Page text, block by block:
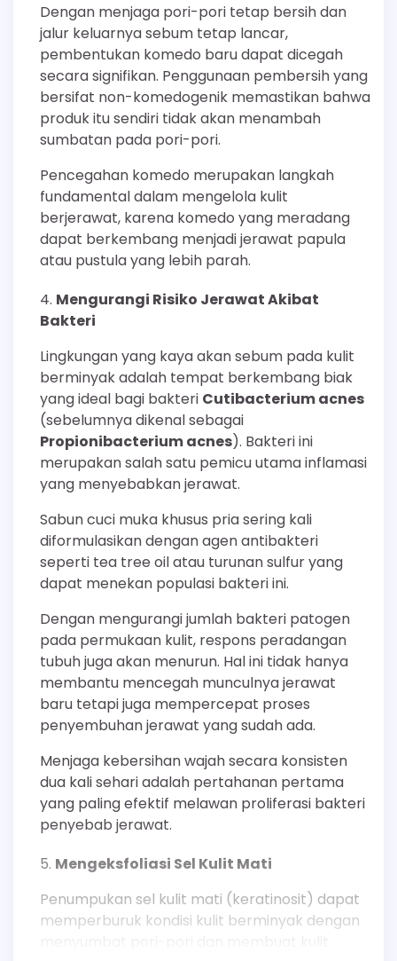
Dengan menjaga pori-pori tetap bersih dan
jalur keluarnya sebum tetap lancar,
pembentukan komedo baru dapat dicegah
secara signifikan. Penggunaan pembersih yang
bersifat non-komedogenik memastikan bahwa
produk itu sendiri tidak akan menambah
sumbatan pada pori-pori.
Pencegahan komedo merupakan langkah
fundamental dalam mengelola kulit
berjerawat, karena komedo yang meradang
dapat berkembang menjadi jerawat papula
atau pustula yang lebih parah.
Mengurangi Risiko Jerawat Akibat
Bakteri
Lingkungan yang kaya akan sebum pada kulit
berminyak adalah tempat berkembang biak
yang ideal bagi bakteri Cutibacterium acnes
(sebelumnya dikenal sebagai
Propionibacterium acnes). Bakteri ini
merupakan salah satu pemicu utama inflamasi
yang menyebabkan jerawat.
Sabun cuci muka khusus pria sering kali
diformulasikan dengan agen antibakteri
seperti tea tree oil atau turunan sulfur yang
dapat menekan populasi bakteri ini.
Dengan mengurangi jumlah bakteri patogen
pada permukaan kulit, respons peradangan
tubuh juga akan menurun. Hal ini tidak hanya
membantu mencegah munculnya jerawat
baru tetapi juga mempercepat proses
penyembuhan jerawat yang sudah ada.
Menjaga kebersihan wajah secara konsisten
dua kali sehari adalah pertahanan pertama
yang paling efektif melawan proliferasi bakteri
penyebab jerawat.
Mengeksfoliasi Sel Kulit Mati
Penumpukan sel kulit mati (keratinosit) dapat
memperburuk kondisi kulit berminyak dengan